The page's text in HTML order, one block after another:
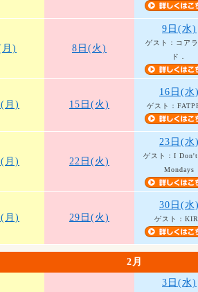
月) 8日(火)
9日(水)
ゲスト：コア
ド．
月) 15日(火)
16日(水
ゲスト：
月) 22日(火)
23日(水
ゲスト：I
Mondays
月) 29日(火)
30日(水
ゲスト：
2月
3日(水)